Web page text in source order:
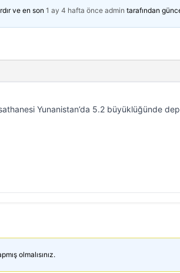
ve en son 1 ay 4 hafta önce admin tarafından
Yunanistan’da 5.2 büyüklüğünde
olmalısınız.